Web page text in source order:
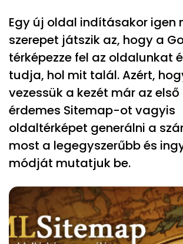
Egy új oldal indításakor igen
szerepet játszik az, hogy a
térképezze fel az oldalunkat
tudja, hol mit talál. Azért,
vezessük a kezét már az
érdemes Sitemap-ot vagyis
oldaltérképet generálni a
most a legegyszerűbb és
módját mutatjuk be.